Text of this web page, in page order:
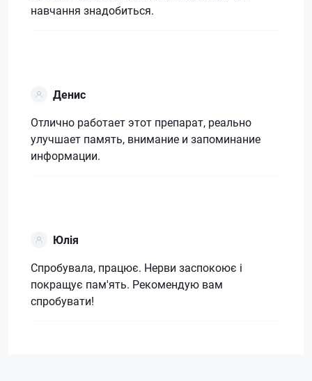
навчання знадобиться.
Денис
Отлично работает этот препарат, реально
улучшает память, внимание и запоминание
информации.
Юлія
Спробувала, працює. Нерви заспокоює і
покращує пам'ять. Рекомендую вам
спробувати!